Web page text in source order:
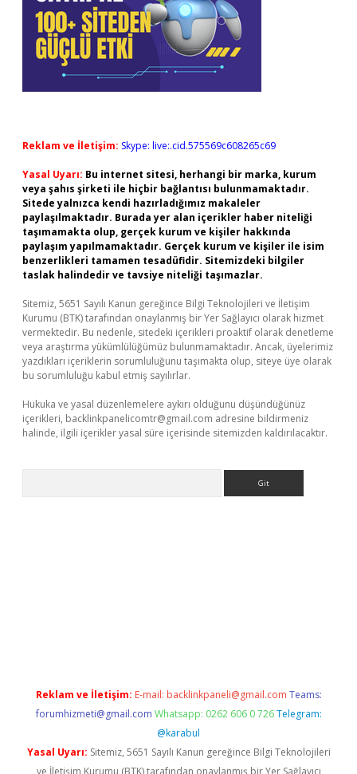
Reklam ve İletişim: Skype: live:.cid.575569c608265c69
Yasal Uyarı: Bu internet sitesi, herhangi bir marka, kurum
veya şahıs şirketi ile hiçbir bağlantısı bulunmamaktadır.
Sitede yalnızca kendi hazırladığımız makaleler
paylaşılmaktadır. Burada yer alan içerikler haber niteliği
taşımamakta olup, gerçek kurum ve kişiler hakkında
paylaşım yapılmamaktadır. Gerçek kurum ve kişiler ile isim
benzerlikleri tamamen tesadüfidir. Sitemizdeki bilgiler
taslak halindedir ve tavsiye niteliği taşımazlar.
Sitemiz, 5651 Sayılı Kanun gereğince Bilgi Teknolojileri ve İletişim
Kurumu (BTK) tarafından onaylanmış bir Yer Sağlayıcı olarak hizmet
vermektedir. Bu nedenle, sitedeki içerikleri proaktif olarak denetleme
veya araştırma yükümlülüğümüz bulunmamaktadır. Ancak, üyelerimiz
yazdıkları içeriklerin sorumluluğunu taşımakta olup, siteye üye olarak
bu sorumluluğu kabul etmiş sayılırlar.
Hukuka ve yasal düzenlemelere aykırı olduğunu düşündüğünüz
içerikleri, backlinkpanelicomtr@gmail.com adresine bildirmeniz
halinde, ilgili içerikler yasal süre içerisinde sitemizden kaldırılacaktır.
Reklam ve İletişim: E-mail: backlinkpaneli@gmail.com Teams:
forumhizmeti@gmail.com Whatsapp: 0262 606 0 726 Telegram:
@karabul
Yasal Uyarı: Sitemiz, 5651 Sayılı Kanun gereğince Bilgi Teknolojileri
ve İletişim Kurumu (BTK) tarafından onaylanmış bir Yer Sağlayıcı